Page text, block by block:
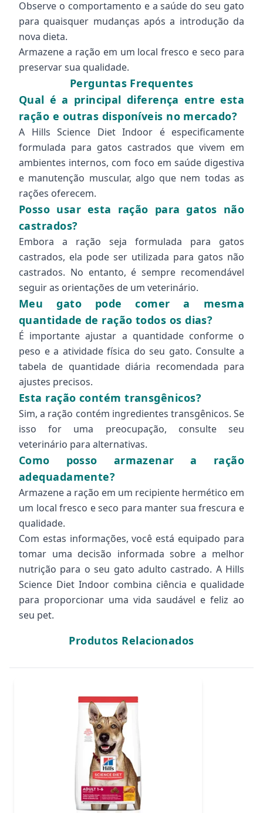
Observe o comportamento e a saúde do seu gato
para quaisquer mudanças após a introdução da
nova dieta.
Armazene a ração em um local fresco e seco para
preservar sua qualidade.
Perguntas Frequentes
Qual é a principal diferença entre esta
ração e outras disponíveis no mercado?
A Hills Science Diet Indoor é especificamente
formulada para gatos castrados que vivem em
ambientes internos, com foco em saúde digestiva
e manutenção muscular, algo que nem todas as
rações oferecem.
Posso usar esta ração para gatos não
castrados?
Embora a ração seja formulada para gatos
castrados, ela pode ser utilizada para gatos não
castrados. No entanto, é sempre recomendável
seguir as orientações de um veterinário.
Meu gato pode comer a mesma
quantidade de ração todos os dias?
É importante ajustar a quantidade conforme o
peso e a atividade física do seu gato. Consulte a
tabela de quantidade diária recomendada para
ajustes precisos.
Esta ração contém transgênicos?
Sim, a ração contém ingredientes transgênicos. Se
isso for uma preocupação, consulte seu
veterinário para alternativas.
Como posso armazenar a ração
adequadamente?
Armazene a ração em um recipiente hermético em
um local fresco e seco para manter sua frescura e
qualidade.
Com estas informações, você está equipado para
tomar uma decisão informada sobre a melhor
nutrição para o seu gato adulto castrado. A Hills
Science Diet Indoor combina ciência e qualidade
para proporcionar uma vida saudável e feliz ao
seu pet.
Produtos Relacionados